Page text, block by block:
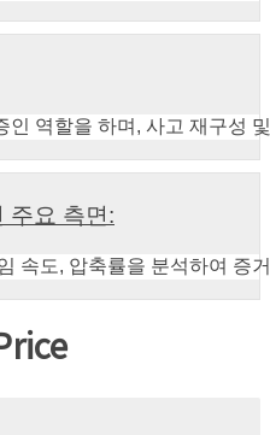
인 역할을 하며, 사고 재구성
주요 측면:
속도, 압축률을 분석하여 증